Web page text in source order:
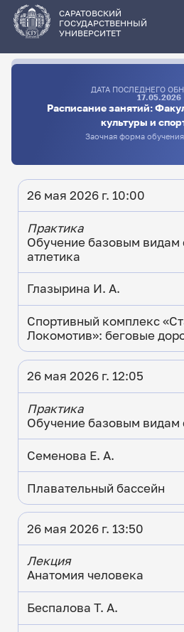
основному
содержанию
САРАТОВСКИЙ
ГОСУДАРСТВЕННЫЙ
УНИВЕРСИТЕТ
ДАТА ПОСЛЕДНЕГО
17.05.2026
Расписание занятий:
культуры и
Заочная форма
26 мая 2026 г. 10:00
Практика
Обучение базовым видам
атлетика
Глазырина И. А.
Спортивный комплекс
Локомотив»: беговые
26 мая 2026 г. 12:05
Практика
Обучение базовым видам
Семенова Е. А.
Плавательный бассейн
26 мая 2026 г. 13:50
Лекция
Анатомия человека
Беспалова Т. А.